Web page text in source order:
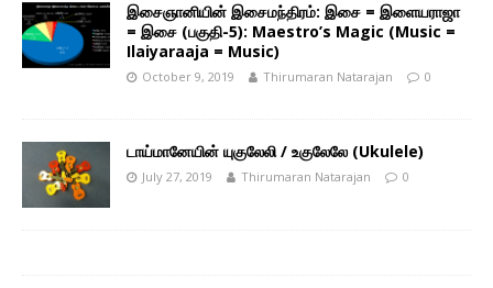
இசைஞானியின் இசைமந்திரம்: இசை = இளையராஜா
= இசை (பகுதி-5): Maestro’s Magic (Music =
Ilaiyaraaja = Music)
October 9, 2019 Thirumaran Natarajan 0
டாய்மானேயின் யுகுலேலி / உகுலேலே (Ukulele)
July 27, 2019 Thirumaran Natarajan 0